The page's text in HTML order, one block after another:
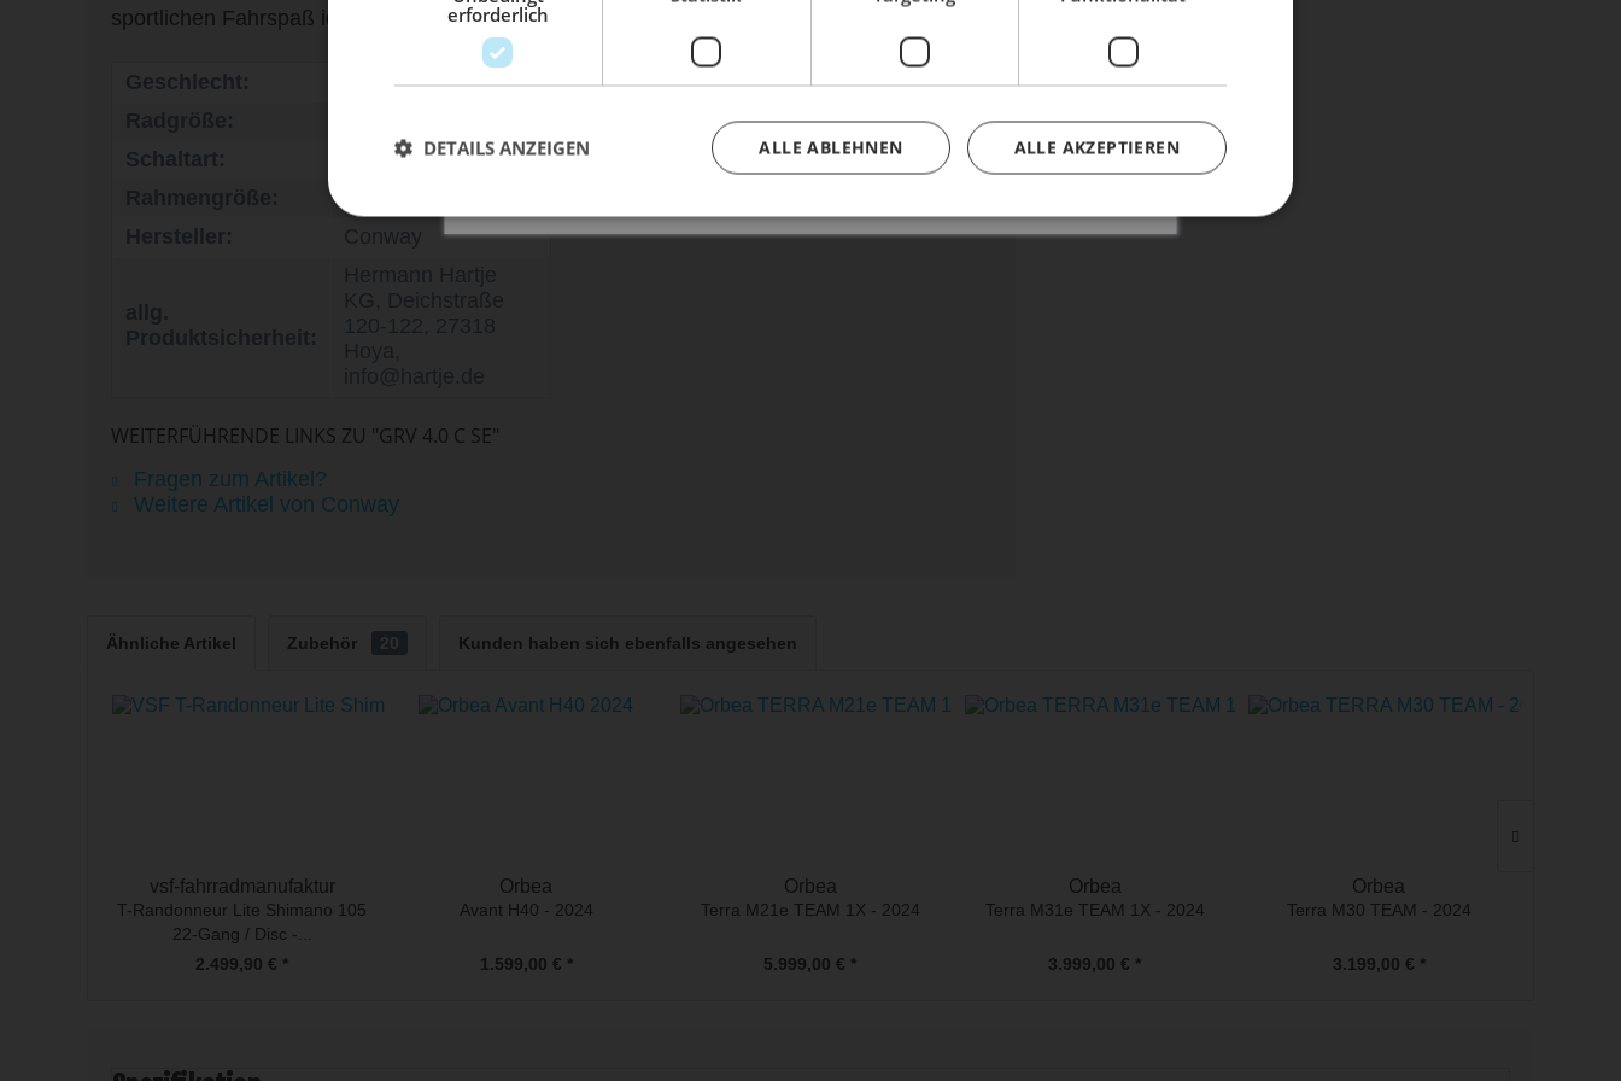
sportlichen Fahrspaß ideal vereint – ein zuverlässiger Partner für jede Strecke.
Geschlecht:
Damen, Herren
Schaltart:
Kettenschaltung
Hersteller:
Conway
WEITERFÜHRENDE LINKS ZU "GRV 4.0 C SE"
Fragen zum Artikel?
Weitere Artikel von Conway
Ähnliche Artikel Zubehör 20 Kunden haben sich ebenfalls angesehen
vsf-fahrradmanufaktur
T-Randonneur Lite Shimano 105
22-Gang / Disc -...
2.499,90 € *
Orbea
Avant H40 - 2024
1.599,00 € *
Orbea
Terra M21e TEAM 1X - 2024
5.999,00 € *
Orbea
Terra M31e TEAM 1X - 2024
3.999,00 € *
Orbea
Terra M30 TEAM - 2024
3.199,00 € *
erforderlich
ALLE AKZEPTIEREN
ALLE ABLEHNEN
DETAILS ANZEIGEN